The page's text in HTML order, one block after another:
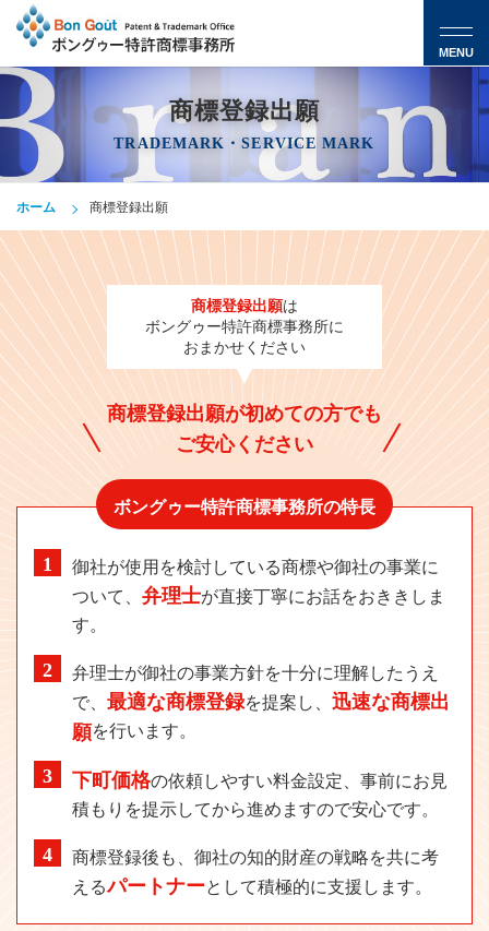
MENU
商標登録出願
TRADEMARK・SERVICE MARK
ホーム 商標登録出願
商標登録出願は
ボングゥー特許商標事務所に
おまかせください
商標登録出願が初めての方でも
ご安心ください
ボングゥー特許商標事務所の特長
御社が使用を検討している商標や御社の事業に
ついて、 弁理士が直接丁寧にお話をおききしま
す。
弁理士が御社の事業方針を十分に理解したうえ
で、 最適な商標登録を提案し、 迅速な商標出
願を行います。
下町価格の依頼しやすい料金設定、事前にお見
積もりを提示してから進めますので安心です。
商標登録後も、御社の知的財産の戦略を共に考
えるパートナーとして積極的に支援します。